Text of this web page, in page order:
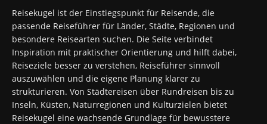
Reisekugel ist der Einstiegspunkt für Reisende, die
passende Reiseführer für Länder, Städte, Regionen und
besondere Reisearten suchen. Die Seite verbindet
Inspiration mit praktischer Orientierung und hilft dabei,
Reiseziele besser zu verstehen, Reiseführer sinnvoll
auszuwählen und die eigene Planung klarer zu
strukturieren. Von Städtereisen über Rundreisen bis zu
Inseln, Küsten, Naturregionen und Kulturzielen bietet
Reisekugel eine wachsende Grundlage für bewusstere